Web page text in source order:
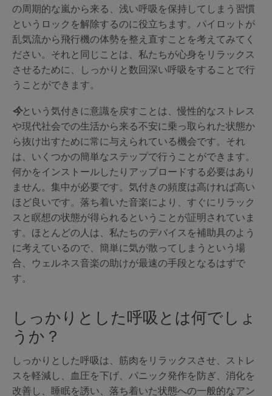
の周期的な嵐から来る、浅い呼吸を保持してしまう習慣
というロックを解除するのに役立ちます。パイロットが
乱気流から飛行機の体勢を整え直すことを考えてみてく
ださい。それと同じことは、私たちが心身をリラックス
させるために、しっかりと数回深い呼吸をすることで行
うことができます。
今という気付きに意識を戻すことは、慢性的なストレス
や現代社会での生活から来る不安に乗っ取られた状態か
ら抜け出すために常に与えられている機会です。それ
は、いくつかの簡単なステップで行うことができます。
何かをインストールしたりアップロードする必要はあり
ません。集中が必要です。気付きの頻度は高ければ高い
ほど良いです。落ち着いた音楽により、すぐにリラック
スと瞑想の状態が得られるということが証明されていま
す。ほとんどの人は、私たちのデバイスを補助具のよう
に考えているので、簡単に気が散ってしまうという場
合、ウェルネス音楽の助けが最速の手段となるはずで
す。
しっかりとした呼吸とは何でしょ
うか？
しっかりとした呼吸は、筋肉をリラックスさせ、ストレ
スを軽減し、血圧を下げ、パニック発作を防ぎ、消化を
改善し、睡眠を誘い、落ち着いた状態への一般的なアン